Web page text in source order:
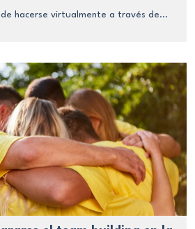
hacerse virtualmente a través de...